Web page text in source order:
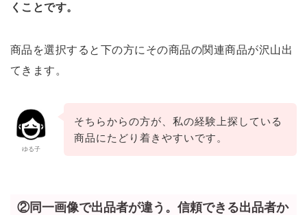
くことです。
商品を選択すると下の方にその商品の関連商品が沢山出
てきます。
ゆる子
そちらからの方が、私の経験上探している
商品にたどり着きやすいです。
②同一画像で出品者が違う。信頼できる出品者か